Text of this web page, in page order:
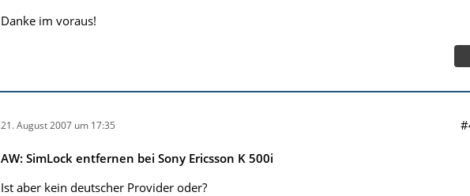
Danke im voraus!
21. August 2007 um 17:35
AW: SimLock entfernen bei Sony Ericsson K 500i
Ist aber kein deutscher Provider oder?